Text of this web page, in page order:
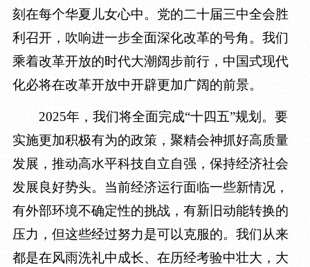
刻在每个华夏儿女心中。党的二十届三中全会胜
利召开，吹响进一步全面深化改革的号角。我们
乘着改革开放的时代大潮阔步前行，中国式现代
化必将在改革开放中开辟更加广阔的前景。
2025年，我们将全面完成“十四五”规划。要
实施更加积极有为的政策，聚精会神抓好高质量
发展，推动高水平科技自立自强，保持经济社会
发展良好势头。当前经济运行面临一些新情况，
有外部环境不确定性的挑战，有新旧动能转换的
压力，但这些经过努力是可以克服的。我们从来
都是在风雨洗礼中成长、在历经考验中壮大，大